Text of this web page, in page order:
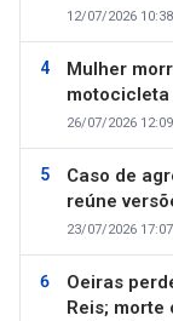
12/07/2026 10:38
Mulher
motocicleta
26/07/2026 12:09
Caso de
reúne
23/07/2026 17:07
Oeiras
Reis; morte